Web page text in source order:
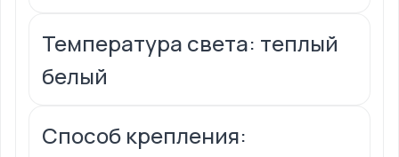
Температура света: теплый
белый
Способ крепления: